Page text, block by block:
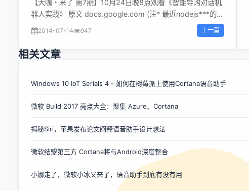
【大咖・来了 第7期】10月24日晚8点观看《智能导购对话机
器人实践》 原文 docs.google.com (注* 最近nodejs***的
Web框架作者TJ决定告别nodejs去写go了，此文也许揭示了
一些原因) David Crawshaw 2014年6月 摘要 我们打算在
Android平台引入Go，重点是支持在Android上使用Go写游
戏. 将会使用现有的API接口。 背景 Android是是支承应用程
有接口使Go迁移到Android的过程会更加简单。 在Android平
JAVA写的平台有着海量的API。任何将这些API用Go封装都会
法看，无论如何这个过长可能会很长。 然而，安卓上用于编写
子集，所以用Go来实现NDK中一些等价的功能是可行的。 但
是，Android应用中有一些较少的基于C写的API接口，他们在
Android NDK中：对，就是游戏用...
2014-07-14 947 上一篇
相关文章
Windows 10 IoT Serials 4 - 如何在树莓派上使用Cortana语音助手
微软 Build 2017 亮点大全：聚集 Azure、Cortana
揭秘Siri，苹果发布论文阐释语音助手设计想法
微软结盟第三方 Cortana将与Android深度整合
小娜走了，微软小冰又来了，语音助手到底有没有用